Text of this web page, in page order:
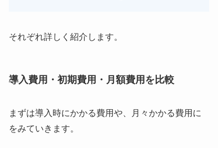
それぞれ詳しく紹介します。
導入費用・初期費用・月額費用を比較
まずは導入時にかかる費用や、月々かかる費用に
をみていきます。